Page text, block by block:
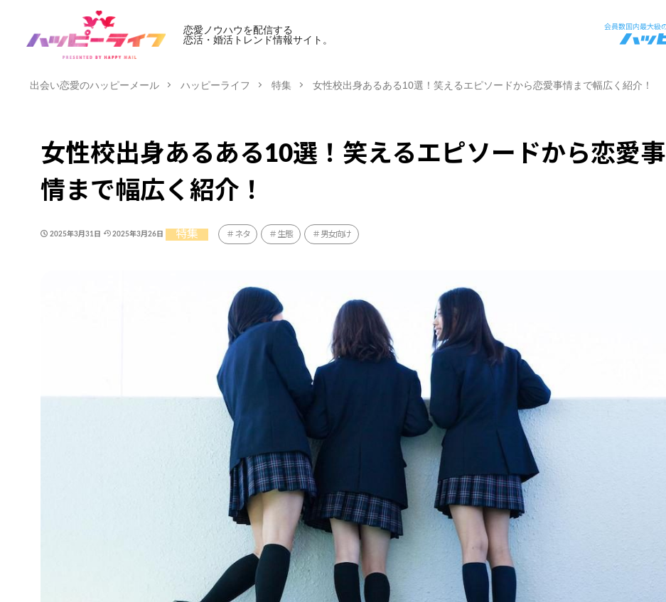
恋愛ノウハウを配信する
恋活・婚活トレンド情報サイト。
出会い恋愛のハッピーメール ハッピーライフ 特集 女性校出身あるある10選！笑えるエピソードから恋愛事情まで幅広く紹介！
女性校出身あるある10選！笑えるエピソードから恋愛事
情まで幅広く紹介！
2025年3月31日 2025年3月26日 特集 ネタ 生態 男女向け